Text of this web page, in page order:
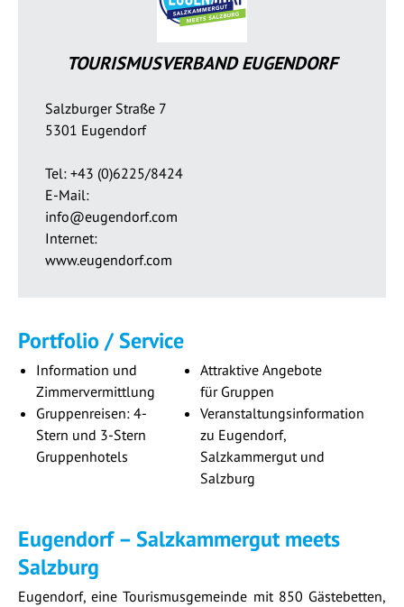
TOURISMUSVERBAND EUGENDORF
Salzburger Straße 7
5301 Eugendorf
Tel: +43 (0)6225/8424
E-Mail:
info@eugendorf.com
Internet:
www.eugendorf.com
Portfolio / Service
Information und
Zimmervermittlung
Gruppenreisen: 4-
Stern und 3-Stern
Gruppenhotels
Attraktive Angebote
für Gruppen
Veranstaltungsinformation
zu Eugendorf,
Salzkammergut und
Salzburg
Eugendorf – Salzkammergut meets
Salzburg
Eugendorf, eine Tourismusgemeinde mit 850 Gästebetten,